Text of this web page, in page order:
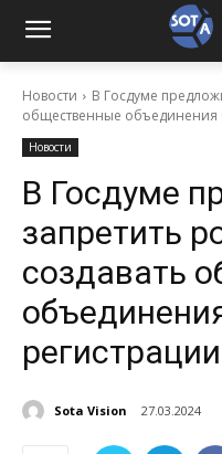
Новости
В Госдуме
общественные объединения
Новости
В Госдуме
запретить
создавать
Sota Vision 27.03.2024